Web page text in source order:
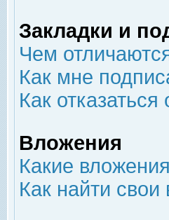
Закладки и
Чем
Как мне
Как отказаться
Вложения
Какие
Как найти